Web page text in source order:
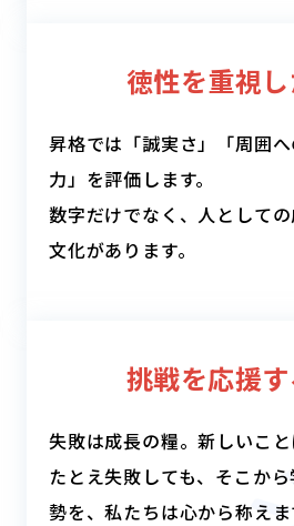
徳性を重視
昇格では「誠実さ」「周囲
力」を評価します。
数字だけでなく、人として
文化があります。
挑戦を応援
失敗は成長の糧。新しいこと
たとえ失敗しても、そこか
勢を、私たちは心から称えま